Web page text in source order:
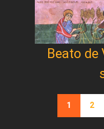
Beato de
Paginación
Página
1 2